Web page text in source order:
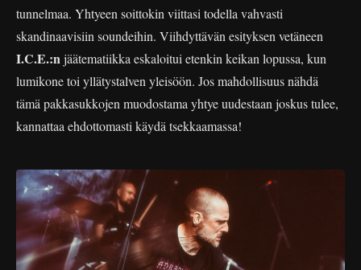
tunnelmaa. Yhtyeen soittokin viittasi todella vahvasti
skandinaavisiin soundeihin. Viihdyttävän esityksen vetäneen
I.C.E.:njäätematiikka eskaloitui etenkin keikan lopussa, kun
lumikone toi yllätystalven yleisöön. Jos mahdollisuus nähdä
tämä pakkasukkojen muodostama yhtye uudestaan joskus tulee,
kannattaa ehdottomasti käydä tsekkaamassa!